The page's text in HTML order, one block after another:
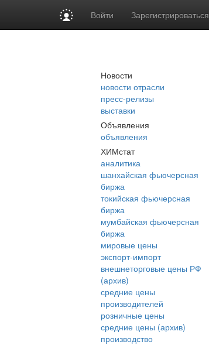
Войти Зарегистрироваться
Новости
новости отрасли
пресс-релизы
выставки
Объявления
объявления
ХИМстат
аналитика
шанхайская фьючерсная
биржа
токийская фьючерсная
биржа
мумбайская фьючерсная
биржа
мировые цены
экспорт-импорт
внешнеторговые цены РФ
(архив)
средние цены
производителей
розничные цены
средние цены (архив)
производство